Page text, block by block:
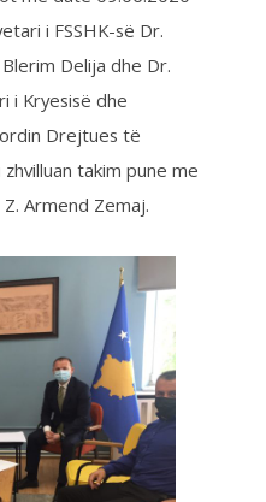
janë paraqitur
për të
të Shëndetësisë
ka deklaruar
në kërkesën
për t’i lejuar
e Preshevës